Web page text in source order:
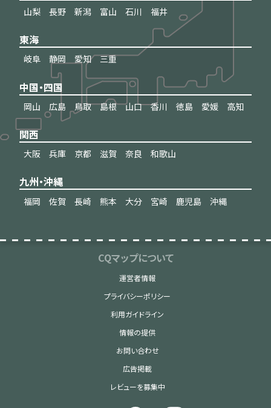
山梨 長野 新潟 富山 石川 福井
東海
岐阜 静岡 愛知 三重
中国・四国
岡山 広島 鳥取 島根 山口 香川 徳島 愛媛 高知
関西
大阪 兵庫 京都 滋賀 奈良 和歌山
九州・沖縄
福岡 佐賀 長崎 熊本 大分 宮崎 鹿児島 沖縄
CQマップについて
運営者情報
プライバシーポリシー
利用ガイドライン
情報の提供
お問い合わせ
広告掲載
レビューを募集中